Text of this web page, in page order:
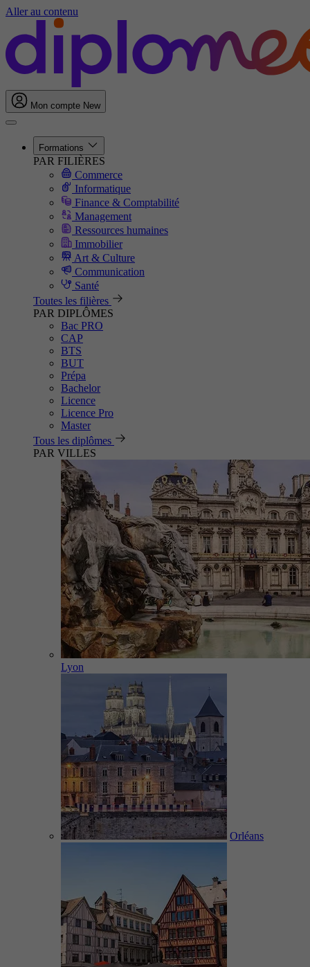
Aller au contenu
Mon compte New
Formations
PAR FILIÈRES
Commerce
Informatique
Finance & Comptabilité
Management
Ressources humaines
Immobilier
Art & Culture
Communication
Santé
Toutes les filières
PAR DIPLÔMES
Bac PRO
CAP
BTS
BUT
Prépa
Bachelor
Licence
Licence Pro
Master
Tous les diplômes
PAR VILLES
Lyon
Orléans